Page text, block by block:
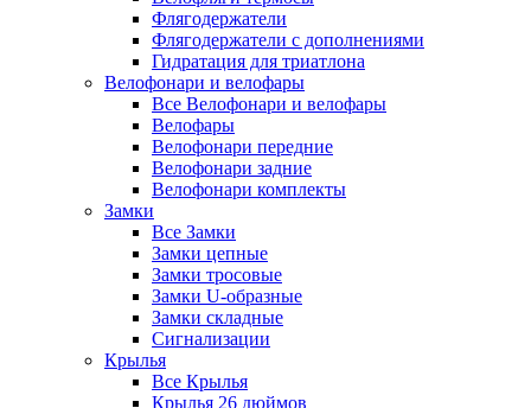
Флягодержатели
Флягодержатели с дополнениями
Гидратация для триатлона
Велофонари и велофары
Все Велофонари и велофары
Велофары
Велофонари передние
Велофонари задние
Велофонари комплекты
Замки
Все Замки
Замки цепные
Замки тросовые
Замки U-образные
Замки складные
Сигнализации
Крылья
Все Крылья
Крылья 26 дюймов